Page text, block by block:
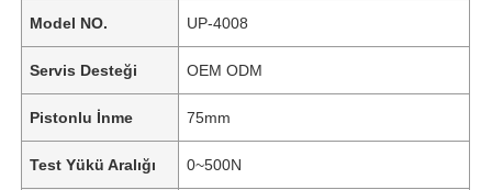
Model NO. UP-4008
Servis Desteği OEM ODM
Pistonlu İnme 75mm
Test Yükü Aralığı 0~500N